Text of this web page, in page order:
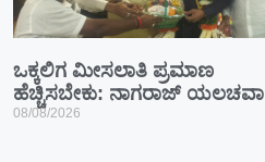
ಒಕ್ಕಲಿಗ ಮೀಸಲಾತಿ ಪ್ರಮಾಣ
ಹೆಚ್ಚಿಸಬೇಕು: ನಾಗರಾಜ್
08/08/2026